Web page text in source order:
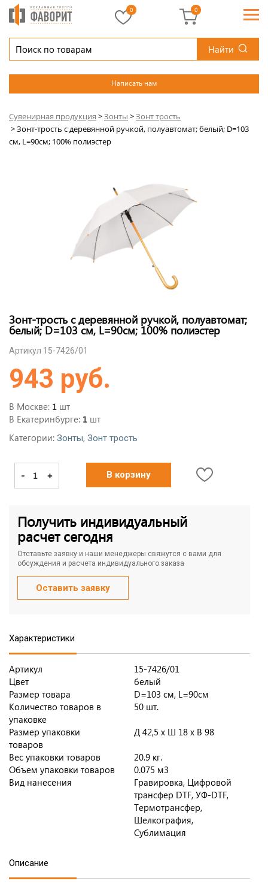
Найти
Написать нам
0 0
Сувенирная продукция >Зонты >Зонт трость
>Зонт-трость с деревянной ручкой, полуавтомат; белый; D=103
см, L=90см; 100% полиэстер
Зонт-трость с деревянной ручкой, полуавтомат;
белый; D=103 см, L=90см; 100% полиэстер
Артикул 15-7426/01
943 руб.
В Москве: 1 шт
В Екатеринбурге: 1 шт
Категории: Зонты, Зонт трость
- + В корзину
Получить индивидуальный
расчет сегодня
Отставьте заявку и наши менеджеры свяжутся с вами для
обсуждения и расчета индивидуального заказа
Оставить заявку
Характеристики
Артикул
15-7426/01
Цвет
белый
Размер товара
D=103 см, L=90см
Количество товаров в
упаковке
50 шт.
Размер упаковки
товаров
Д 42,5 x Ш 18 x В 98
Вес упаковки товаров
20.9 кг.
Объем упаковки товаров
0.075 м3
Вид нанесения
Гравировка, Цифровой
трансфер DTF, УФ-DTF,
Термотрансфер,
Шелкография,
Сублимация
Описание